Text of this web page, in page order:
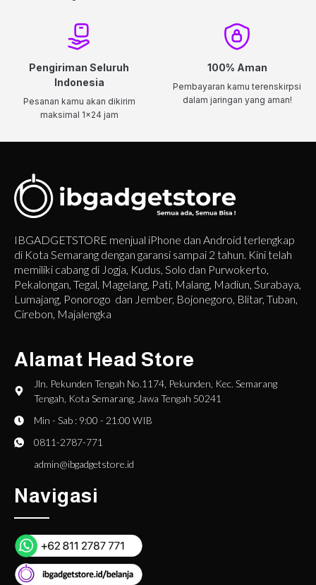
Pengiriman Seluruh
Indonesia
Pesanan kamu akan dikirim
maksimal 1x24 jam
100% Aman
Pembayaran kamu terenskirpsi
dalam jaringan yang aman!
IBGADGETSTORE menjual iPhone dan Android terlengkap
di Kota Semarang dengan garansi sampai 2 tahun. Kini telah
memiliki cabang di Jogja, Kudus, Solo dan Purwokerto,
Pekalongan, Tegal, Magelang, Pati, Malang, Madiun, Surabaya,
Lumajang, Ponorogo dan Jember, Bojonegoro, Blitar, Tuban,
Cirebon, Majalengka
Alamat Head Store
Jln. Pekunden Tengah No.1174, Pekunden, Kec. Semarang
Tengah, Kota Semarang, Jawa Tengah 50241
Min - Sab : 9:00 - 21:00 WIB
0811-2787-771
admin@ibgadgetstore.id
Navigasi